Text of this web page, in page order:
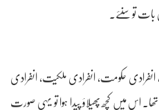
تو سنئے۔
انفرادی حکومت، انفرادی ملکیت، انفرادی
اس میں کچھ پھیلاؤ پیدا ہوا تو یہی صورت